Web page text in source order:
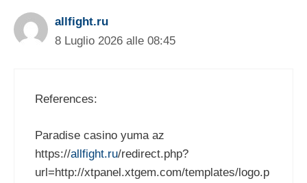
allfight.ru
8 Luglio 2026 alle 08:45
References:
Paradise casino yuma az
https://allfight.ru/redirect.php?
url=http://xtpanel.xtgem.com/templates/logo.p